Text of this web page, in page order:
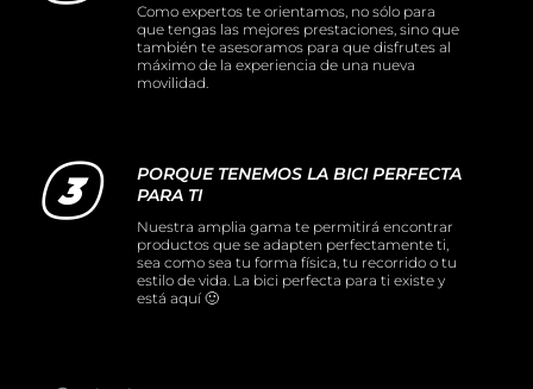
Como expertos te orientamos, no sólo para
que tengas las mejores prestaciones, sino que
también te asesoramos para que disfrutes al
máximo de la experiencia de una nueva
movilidad.
PORQUE TENEMOS LA BICI PERFECTA
PARA TI
Nuestra amplia gama te permitirá encontrar
productos que se adapten perfectamente ti,
sea como sea tu forma física, tu recorrido o tu
estilo de vida. La bici perfecta para ti existe y
está aquí 🙂